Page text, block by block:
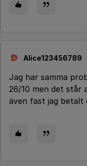
A Alice123456789
Jag har samma
26/10 men det står
även fast jag betalt